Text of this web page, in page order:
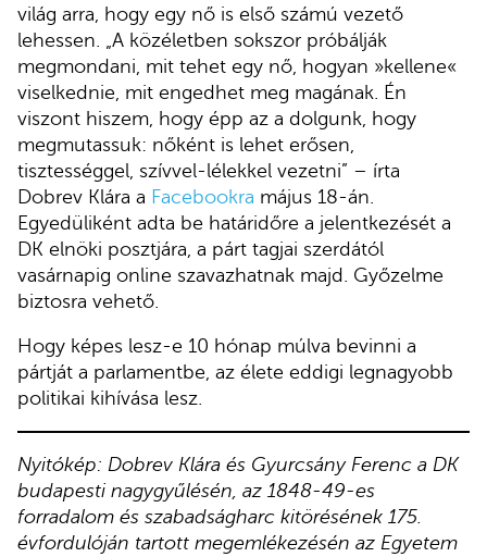
világ arra, hogy egy nő is első számú vezető
lehessen. „A közéletben sokszor próbálják
megmondani, mit tehet egy nő, hogyan »kellene«
viselkednie, mit engedhet meg magának. Én
viszont hiszem, hogy épp az a dolgunk, hogy
megmutassuk: nőként is lehet erősen,
tisztességgel, szívvel-lélekkel vezetni” – írta
Dobrev Klára a Facebookra május 18-án.
Egyedüliként adta be határidőre a jelentkezését a
DK elnöki posztjára, a párt tagjai szerdától
vasárnapig online szavazhatnak majd. Győzelme
biztosra vehető.
Hogy képes lesz-e 10 hónap múlva bevinni a
pártját a parlamentbe, az élete eddigi legnagyobb
politikai kihívása lesz.
Nyitókép: Dobrev Klára és Gyurcsány Ferenc a DK
budapesti nagygyűlésén, az 1848-49-es
forradalom és szabadságharc kitörésének 175.
évfordulóján tartott megemlékezésén az Egyetem